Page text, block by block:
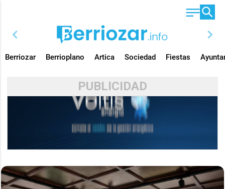
chevron_left chevron_right
Berriozar Berrioplano Artica Sociedad Fiestas
PUBLICIDAD